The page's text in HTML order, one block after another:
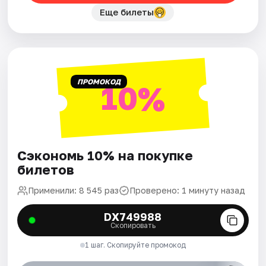
Еще билеты
ПРОМОКОД10%
Сэкономь 10% на покупке
билетов
Применили: 8 545 раз Проверено: 1 минуту назад
DX749988
Скопировать
1 шаг. Скопируйте промокод